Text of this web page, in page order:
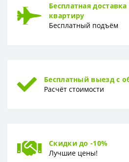
Форма
Бесплатная
квартиру
Бесплатный подъём
Бесплатный выезд с
Расчёт стоимости
Скидки до -10%
Лучшие цены!